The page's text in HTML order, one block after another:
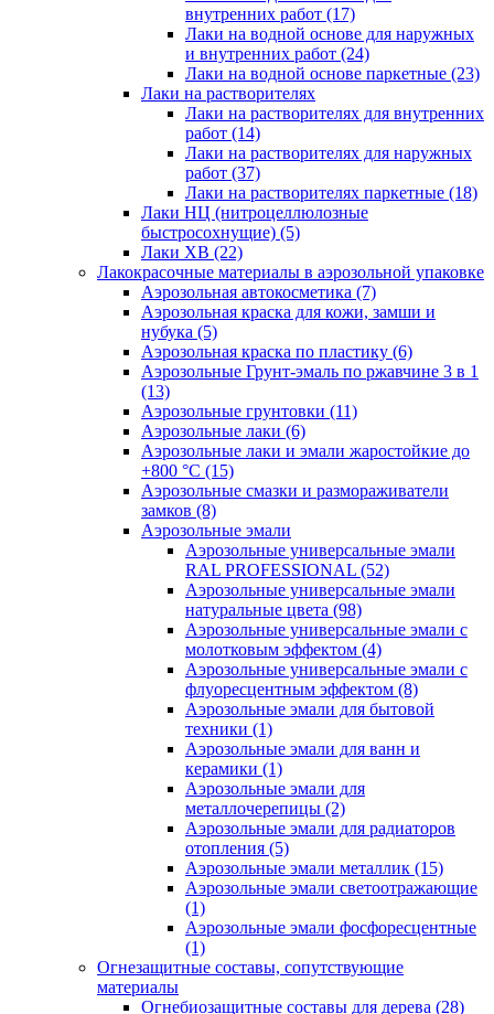
внутренних работ (17)
Лаки на водной основе для наружных
и внутренних работ (24)
Лаки на водной основе паркетные (23)
Лаки на растворителях
Лаки на растворителях для внутренних
работ (14)
Лаки на растворителях для наружных
работ (37)
Лаки на растворителях паркетные (18)
Лаки НЦ (нитроцеллюлозные
быстросохнущие) (5)
Лаки ХВ (22)
Лакокрасочные материалы в аэрозольной упаковке
Аэрозольная автокосметика (7)
Аэрозольная краска для кожи, замши и
нубука (5)
Аэрозольная краска по пластику (6)
Аэрозольные Грунт-эмаль по ржавчине 3 в 1
(13)
Аэрозольные грунтовки (11)
Аэрозольные лаки (6)
Аэрозольные лаки и эмали жаростойкие до
+800 °С (15)
Аэрозольные смазки и размораживатели
замков (8)
Аэрозольные эмали
Аэрозольные универсальные эмали
RAL PROFESSIONAL (52)
Аэрозольные универсальные эмали
натуральные цвета (98)
Аэрозольные универсальные эмали с
молотковым эффектом (4)
Аэрозольные универсальные эмали с
флуоресцентным эффектом (8)
Аэрозольные эмали для бытовой
техники (1)
Аэрозольные эмали для ванн и
керамики (1)
Аэрозольные эмали для
металлочерепицы (2)
Аэрозольные эмали для радиаторов
отопления (5)
Аэрозольные эмали металлик (15)
Аэрозольные эмали светоотражающие
(1)
Аэрозольные эмали фосфоресцентные
(1)
Огнезащитные составы, сопутствующие
материалы
Огнебиозащитные составы для дерева (28)